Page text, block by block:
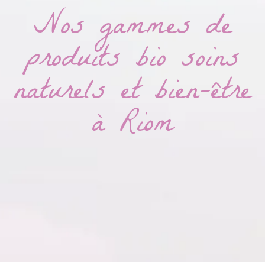
Nos gammes de
produits bio soins
naturels et bien-être
à Riom